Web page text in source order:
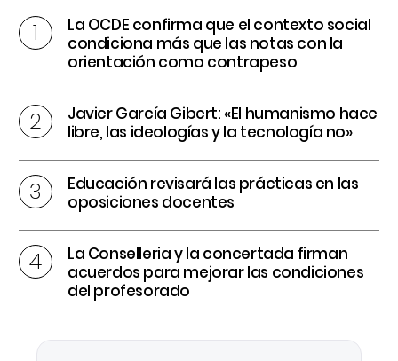
La OCDE confirma que el contexto social
condiciona más que las notas con la
orientación como contrapeso
Javier García Gibert: «El humanismo hace
libre, las ideologías y la tecnología no»
Educación revisará las prácticas en las
oposiciones docentes
La Conselleria y la concertada firman
acuerdos para mejorar las condiciones
del profesorado